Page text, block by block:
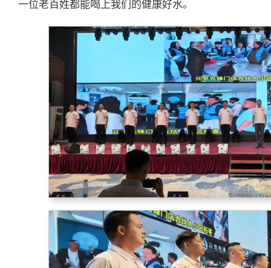
一位老百姓都能喝上我们的健康好水。